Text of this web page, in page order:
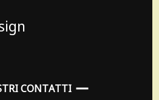
CONTATTI